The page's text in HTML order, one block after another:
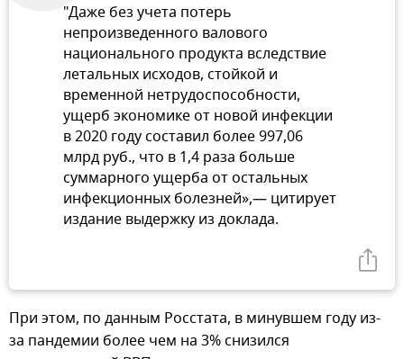
"Даже без учета потерь
непроизведенного валового
национального продукта вследствие
летальных исходов, стойкой и
временной нетрудоспособности,
ущерб экономике от новой инфекции
в 2020 году составил более 997,06
млрд руб., что в 1,4 раза больше
суммарного ущерба от остальных
инфекционных болезней»,— цитирует
издание выдержку из доклада.
При этом, по данным Росстата, в минувшем году из-
за пандемии более чем на 3% снизился